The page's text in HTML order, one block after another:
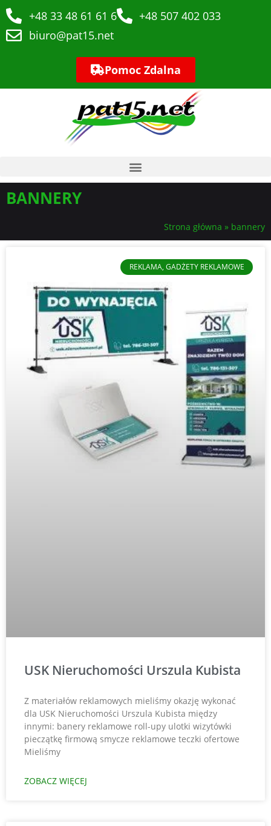
+48 33 48 61 61 6
+48 507 402 033
biuro@pat15.net
Pomoc Zdalna
BANNERY
Strona główna » bannery
REKLAMA, GADŻETY REKLAMOWE
USK Nieruchomości Urszula Kubista
Z materiałów reklamowych mieliśmy okazję wykonać
dla USK Nieruchomości Urszula Kubista między
innymi: banery reklamowe roll-upy ulotki wizytówki
pieczątkę firmową smycze reklamowe teczki ofertowe
Mieliśmy
ZOBACZ WIĘCEJ